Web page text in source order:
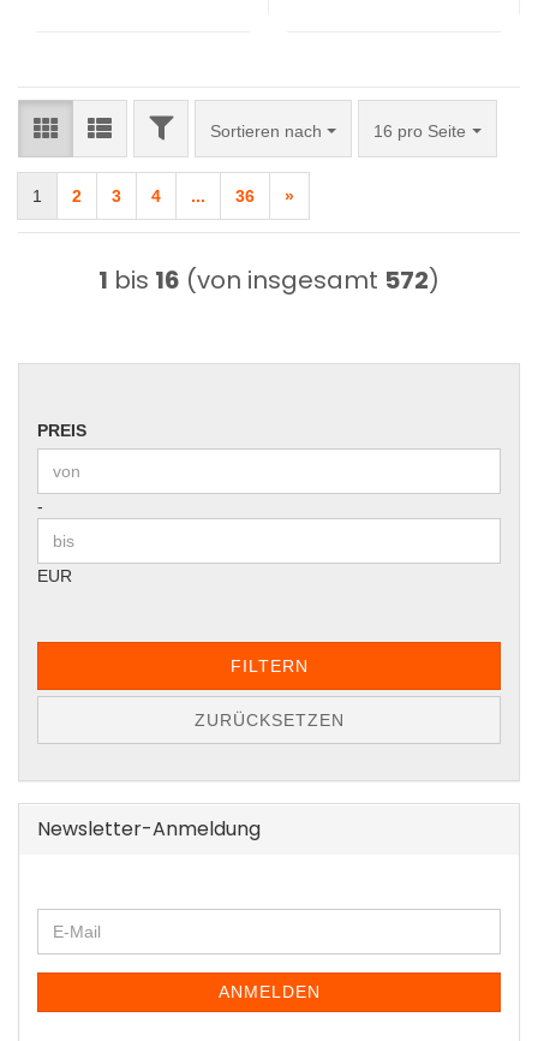
FILTERSortieren nach
Sortieren nach 16 pro Seite
pro Seite
1 2 3 4 ... 36 »
1 bis 16 (von insgesamt 572)
PREIS
PREIS
Preis bis
-
EUR
FILTERN
ZURÜCKSETZEN
Newsletter-Anmeldung
ZUR
E-
Mail
ANMELDEN